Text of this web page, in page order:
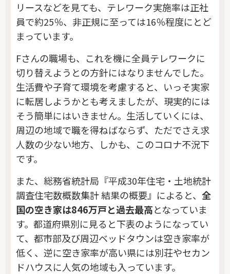
リースなどを見ても、テレワーク実施率は正社
員で約25％、非正規に至っては16％程度にとど
まっています。
Fさんの職場も、これを機に全員テレワークに
切り替えようとの方針にはなりませんでした。
生活費や子育て環境を考慮すると、いっそ実家
に転居しようかとも考えましたが、現実的には
そう簡単にはいきません。生活していくには、
周辺の地域で職を得ねばならず、ただでさえ求
人数の少ない地方、しかも、このコロナ不況下
です。
また、総務省統計局『平成30年住宅・土地統計
調査住宅数概数集計 結果の概要』によると、全
国の空き家は846万戸と過去最高となっていま
す。都道府県別に見ると下表のようになってい
て、都市部及び周辺ベッドタウンは空き家率が
低く、逆に空き家率が高い県には別荘やセカン
ドハウスに人気の地域も入っています。